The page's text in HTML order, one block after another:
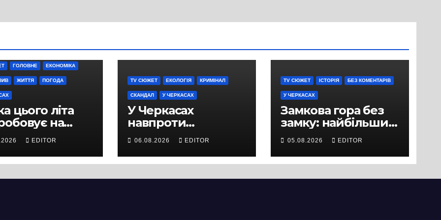
ГОЛОВНЕ ЕКОНОМІКА
ЖИТТЯ ПОГОДА
цього літа
на
не лише
а й дороги
EDITOR
TV СЮЖЕТ ЕКОЛОГІЯ КРИМІНАЛ
СКАНДАЛ У ЧЕРКАСАХ
У Черкасах
навпроти
будівництва
нового
супермаркету
06.08.2026 EDITOR
TV СЮЖЕТ ІСТОРІЯ БЕЗ КОМЕНТАРІВ
У ЧЕРКАСАХ
Замкова гора без
замку: найбільший
історичний міф
Черкас
05.08.2026 EDITOR